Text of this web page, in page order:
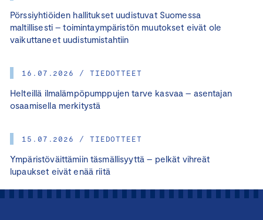
Pörssiyhtiöiden hallitukset uudistuvat Suomessa
maltillisesti – toimintaympäristön muutokset eivät ole
vaikuttaneet uudistumistahtiin
16.07.2026 / TIEDOTTEET
Helteillä ilmalämpöpumppujen tarve kasvaa – asentajan
osaamisella merkitystä
15.07.2026 / TIEDOTTEET
Ympäristöväittämiin täsmällisyyttä – pelkät vihreät
lupaukset eivät enää riitä